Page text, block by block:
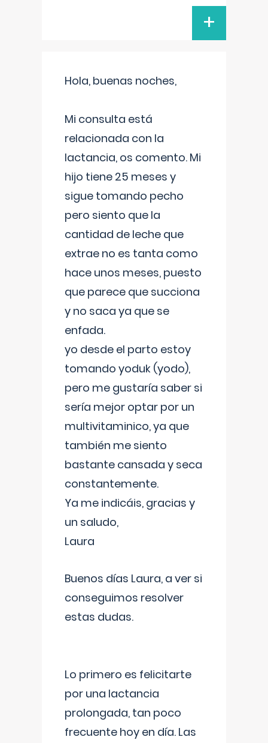
+
Hola, buenas noches,
Mi consulta está
relacionada con la
lactancia, os comento. Mi
hijo tiene 25 meses y
sigue tomando pecho
pero siento que la
cantidad de leche que
extrae no es tanta como
hace unos meses, puesto
que parece que succiona
y no saca ya que se
enfada.
yo desde el parto estoy
tomando yoduk (yodo),
pero me gustaría saber si
sería mejor optar por un
multivitaminico, ya que
también me siento
bastante cansada y seca
constantemente.
Ya me indicáis, gracias y
un saludo,
Laura
Buenos días Laura, a ver si
conseguimos resolver
estas dudas.
Lo primero es felicitarte
por una lactancia
prolongada, tan poco
frecuente hoy en día. Las